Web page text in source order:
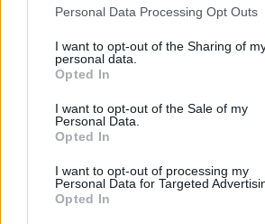
Personal Data Processing Opt Outs
I want to opt-out of the Sharing of
personal data.
Opted In
I want to opt-out of the Sale of my
Personal Data.
Opted In
I want to opt-out of processing my
Personal Data for Targeted
Opted In
on odgovorio presporo na ono što
istoriji Latinske Amerike. Galindo,
zadovoljan sa tim uhićenjima.
Nesposobnost vlasti da locira 43
meksičkog društva.